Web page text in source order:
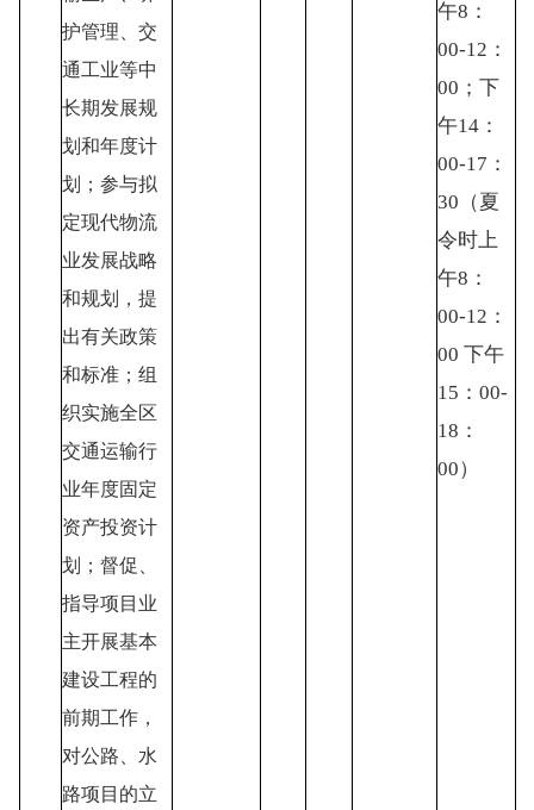
护管理、交
通工业等中
长期发展规
划和年度计
划；参与拟
定现代物流
业发展战略
和规划，提
出有关政策
和标准；组
织实施全区
交通运输行
业年度固定
资产投资计
划；督促、
指导项目业
主开展基本
建设工程的
前期工作，
对公路、水
路项目的立
午8：
00-12：
00；下
午14：
00-17：
30（夏
令时上
午8：
00-12：
00 下午
15：00-
18：
00）